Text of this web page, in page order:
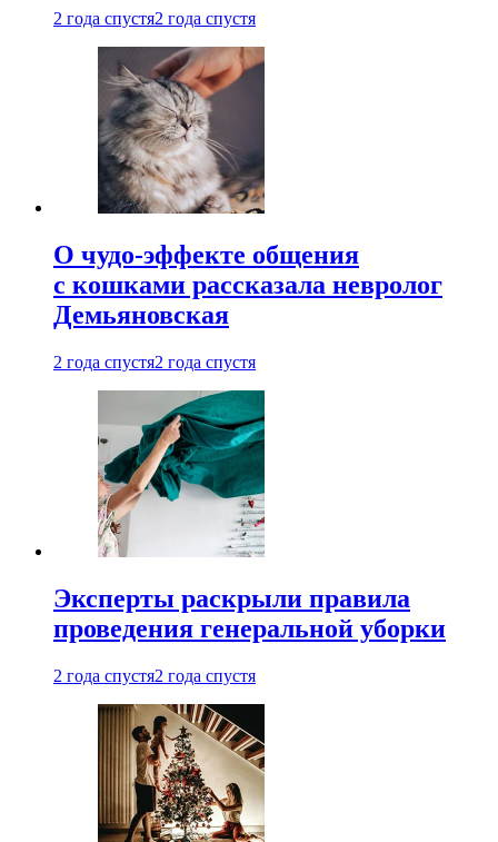
2 года спустя2 года спустя
О чудо-эффекте общения
с кошками рассказала невролог
Демьяновская
2 года спустя2 года спустя
Эксперты раскрыли правила
проведения генеральной уборки
2 года спустя2 года спустя